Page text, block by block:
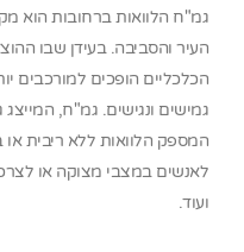
גמ"ח הלוואות ברחובות הוא
העיר והסביבה. בעידן שבו
הכלכליים הופכים למורכבים
גמישים ונגישים. גמ"ח,
המספק הלוואות ללא ריבית
לאנשים במצבי מצוקה או
ועוד.